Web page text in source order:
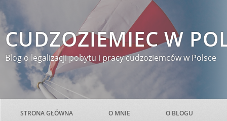
CUDZOZIEMIEC W
Blog o legalizacji pobytu i pracy cudzoziemców w Polsce
STRONA GŁÓWNA O MNIE O BLOGU